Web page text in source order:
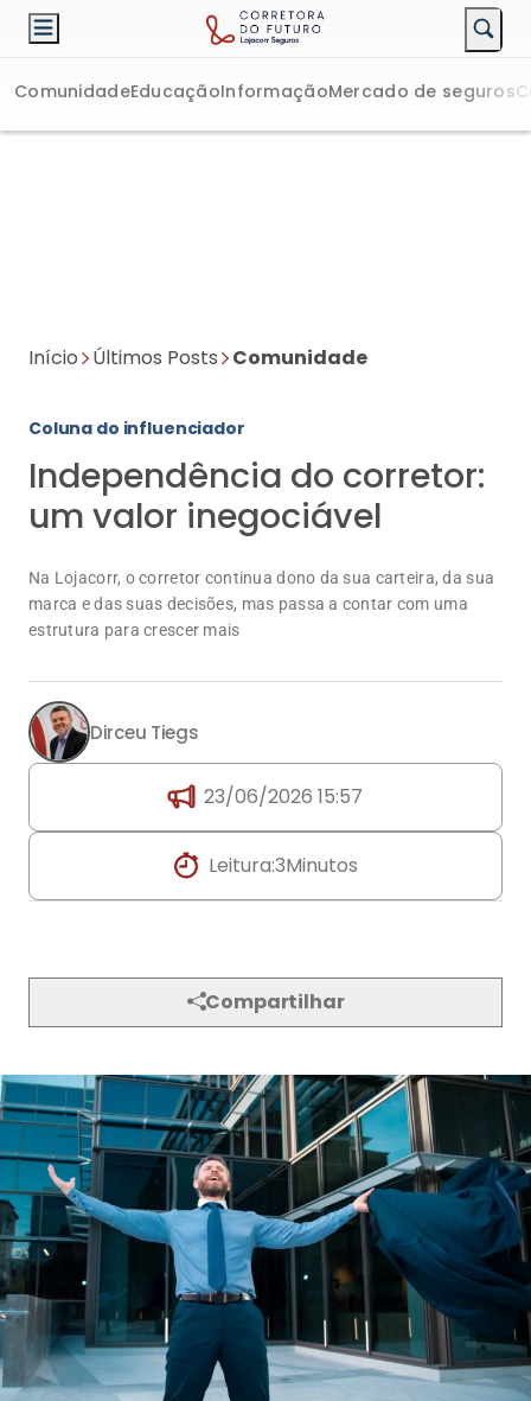
ComunidadeEducaçãoInformaçãoMercado de seguros
um valor inegociável
marca e das suas decisões, mas passa a contar com uma
estrutura para crescer mais
23/06/2026 15:57
Compartilhar
Muitos corretores me perguntam, com toda a
sinceridade que só quem vive o dia a dia da
profissão conhece: “Se eu entrar para a Lojacorr,
não vou perder minha autonomia?”